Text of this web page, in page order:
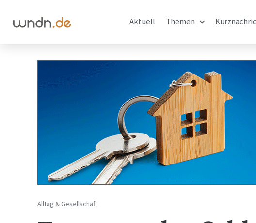
Aktuell Themen
Alltag & Gesellschaft